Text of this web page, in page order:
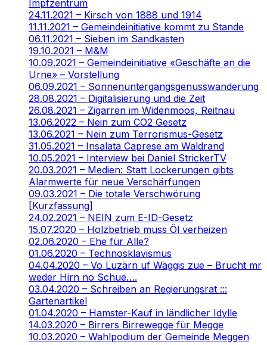
Impfzentrum
24.11.2021 – Kirsch von 1888 und 1914
11.11.2021 – Gemeindeinitiative kommt zu Stande
06.11.2021 – Sieben im Sandkasten
19.10.2021 – M&M
10.09.2021 – Gemeindeinitiative «Geschäfte an die
Urne» – Vorstellung
06.09.2021 – Sonnenuntergangsgenusswanderung
28.08.2021 – Digitalisierung und die Zeit
26.08.2021 – Zigarren im Widenmoos, Reitnau
13.06.2022 – Nein zum CO2 Gesetz
13.06.2021 – Nein zum Terrorismus-Gesetz
31.05.2021 – Insalata Caprese am Waldrand
10.05.2021 – Interview bei Daniel StrickerTV
20.03.2021 – Medien: Statt Lockerungen gibts
Alarmwerte für neue Verschärfungen
09.03.2021 – Die totale Verschwörung
[Kurzfassung]
24.02.2021 – NEIN zum E-ID-Gesetz
15.07.2020 – Holzbetrieb muss Öl verheizen
02.06.2020 – Ehe für Alle?
01.06.2020 – Technosklavismus
04.04.2020 – Vo Luzärn uf Wäggis zue – Brucht mr
weder Hirn no Schue….
03.04.2020 – Schreiben an Regierungsrat :::
Gartenartikel
01.04.2020 – Hamster-Kauf in ländlicher Idylle
14.03.2020 – Birrers Birrewegge für Megge
10.03.2020 – Wahlpodium der Gemeinde Meggen